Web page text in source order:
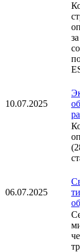
10.07.2025
06.07.2025